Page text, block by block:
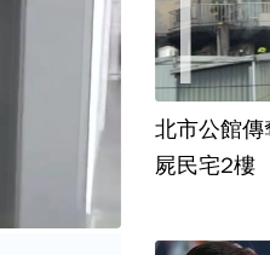
北市公館
屍民宅2樓